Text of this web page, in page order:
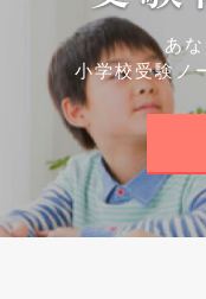
あ
小学校受験ノ